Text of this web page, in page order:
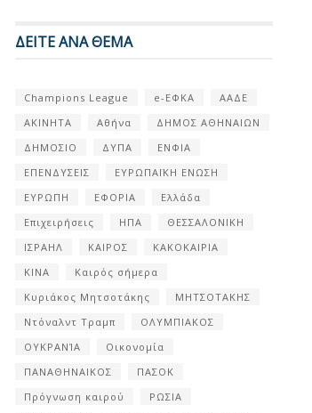
ΔΕΙΤΕ ΑΝΑ ΘΕΜΑ
Champions League e-ΕΦΚΑ
ΑΑΔΕ
ΑΚΙΝΗΤΑ
Αθήνα
ΔΗΜΟΣ ΑΘΗΝΑΙΩΝ
ΔΗΜΟΣΙΟ
ΔΥΠΑ
ΕΝΦΙΑ
ΕΠΕΝΔΥΣΕΙΣ
ΕΥΡΩΠΑΪΚΗ ΕΝΩΣΗ
ΕΥΡΩΠΗ
ΕΦΟΡΙΑ
Ελλάδα
Επιχειρήσεις
ΗΠΑ
ΘΕΣΣΑΛΟΝΙΚΗ
ΙΣΡΑΗΛ
ΚΑΙΡΟΣ
ΚΑΚΟΚΑΙΡΙΑ
ΚΙΝΑ
Καιρός σήμερα
Κυριάκος Μητσοτάκης
ΜΗΤΣΟΤΑΚΗΣ
Ντόναλντ Τραμπ
ΟΛΥΜΠΙΑΚΟΣ
ΟΥΚΡΑΝΊΑ
Οικονομία
ΠΑΝΑΘΗΝΑΙΚΟΣ
ΠΑΣΟΚ
Πρόγνωση καιρού
ΡΩΣΙΑ